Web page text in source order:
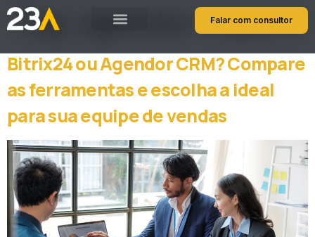
Falar com consultor
Tag: agendor o que é
Bitrix24 ou Agendor CRM? Compare
as ferramentas e escolha a ideal
para sua equipe de vendas